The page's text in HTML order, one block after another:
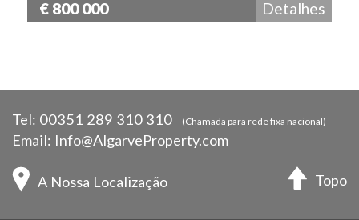
€ 800 000 Detalhes
Tel: 00351 289 310 310 (Chamada para rede fixa nacional)
Email: Info@AlgarveProperty.com
A Nossa Localização Topo